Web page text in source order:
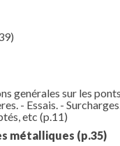
genérales sur les
- Essais. -
etc (p.11)
métalliques (p.35)